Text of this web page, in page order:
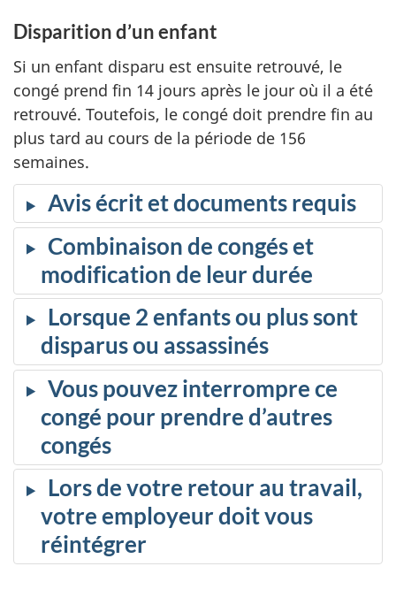
Disparition d’un enfant
Si un enfant disparu est ensuite retrouvé, le
congé prend fin 14 jours après le jour où il a été
retrouvé. Toutefois, le congé doit prendre fin au
plus tard au cours de la période de 156
semaines.
Avis écrit et documents requis
Combinaison de congés et
modification de leur durée
Lorsque 2 enfants ou plus sont
disparus ou assassinés
Vous pouvez interrompre ce
congé pour prendre d’autres
congés
Lors de votre retour au travail,
votre employeur doit vous
réintégrer